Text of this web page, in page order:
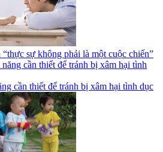
sự không phải là một cuộc chiến”
cần thiết để tránh bị xâm hại tình dục